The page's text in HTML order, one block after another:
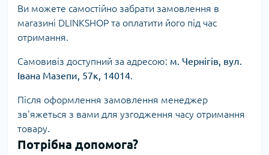
Ви можете самостійно забрати замовлення в
магазині DLINKSHOP та оплатити його під час
отримання.
Самовивіз доступний за адресою: м. Чернігів, вул.
Івана Мазепи, 57к, 14014.
Після оформлення замовлення менеджер
зв'яжеться з вами для узгодження часу отримання
товару.
Потрібна допомога?